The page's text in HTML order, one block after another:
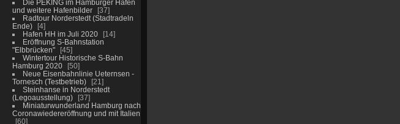
Die PEKING im Hamburger Hafen
und weitere Hafenbilder
37
Radtour Norderstedt (Stadtradeln
Ende)
4
Hafen HH im Juli 2020
14
Eröffnung S-Bahnstation
"Elbbrücken"
45
Wintertour Historische S-Bahn
Hamburg 2020
50
Neue Eisenbahnlinie Ueternsen -
Tornesch (Testbetrieb)
21
Steinhanse in Norderstedt
(Legoausstellung)
37
Miniaturwunderland Hamburg nach
Coronawiedereröffnung und mit Italien
60